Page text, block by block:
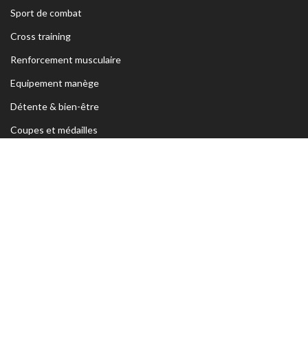
Sport de combat
Cross training
Renforcement musculaire
Equipement manège
Détente & bien-être
Coupes et médailles